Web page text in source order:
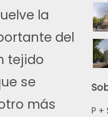
la
del
tejido
se
más
P